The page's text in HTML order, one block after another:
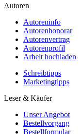
Autoren
Autoreninfo
Autorenhonorar
Autorenvertrag
Autorenprofil
Arbeit hochladen
Schreibtipps
Marketingtipps
Leser & Käufer
Unser Angebot
Bestellvorgang
Bestellformular